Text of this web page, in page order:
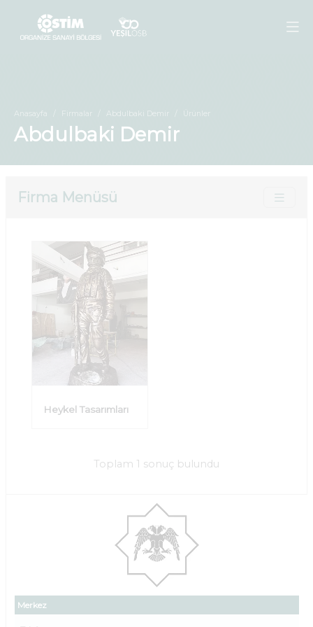
Anasayfa Firmalar Abdulbaki Demir Ürünler
Abdulbaki Demir
Firma Menüsü
Merkez
Heykel Tasarımları
Toplam 1 sonuç bulundu